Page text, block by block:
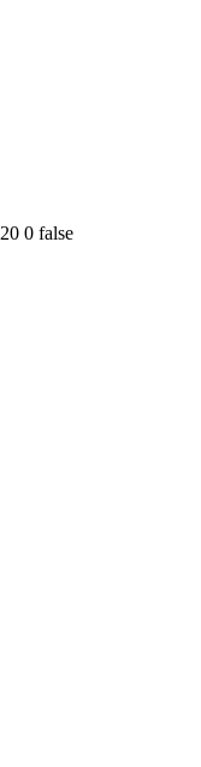
20 0 false